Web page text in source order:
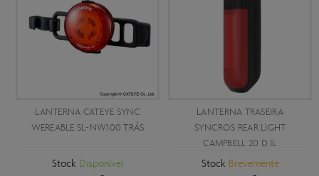
LANTERNA CATEYE SYNC
WEREABLE SL-NW100 TRÁS
Stock Disponível
LANTERNA TRASEIRA
SYNCROS REAR LIGHT
CAMPBELL 20 D IL
Stock Brevemente